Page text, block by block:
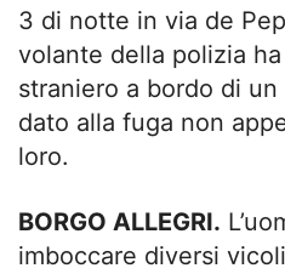
3 di notte in via de
volante della polizia
straniero a bordo di
dato alla fuga non
loro.
BORGO ALLEGRI.
imboccare diversi